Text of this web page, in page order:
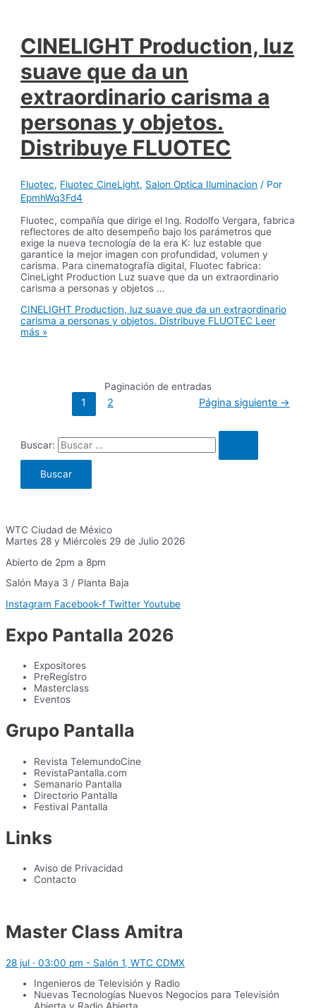
CINELIGHT Production, luz
suave que da un
extraordinario carisma a
personas y objetos.
Distribuye FLUOTEC
Fluotec, Fluotec CineLight, Salon Optica Iluminacion / Por
EpmhWq3Fd4
Fluotec, compañía que dirige el Ing. Rodolfo Vergara, fabrica
reflectores de alto desempeño bajo los parámetros que
exige la nueva tecnología de la era K: luz estable que
garantice la mejor imagen con profundidad, volumen y
carisma. Para cinematografía digital, Fluotec fabrica:
CineLight Production Luz suave que da un extraordinario
carisma a personas y objetos …
CINELIGHT Production, luz suave que da un extraordinario
carisma a personas y objetos. Distribuye FLUOTEC Leer
más »
Paginación de entradas
1 2 Página siguiente →
Buscar:
WTC Ciudad de México
Martes 28 y Miércoles 29 de Julio 2026
Abierto de 2pm a 8pm
Salón Maya 3 / Planta Baja
Instagram Facebook-f Twitter Youtube
Expo Pantalla 2026
Expositores
PreRegístro
Masterclass
Eventos
Grupo Pantalla
Revista TelemundoCine
RevistaPantalla.com
Semanario Pantalla
Directorio Pantalla
Festival Pantalla
Links
Aviso de Privacidad
Contacto
Master Class Amitra
28 jul · 03:00 pm - Salón 1, WTC CDMX
Ingenieros de Televisión y Radio
Nuevas Tecnologías Nuevos Negocios para Televisión